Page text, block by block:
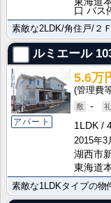
口 バス
ルミエール
アパート
5.6万
-
1LDK
2015年3
湖西市
東海道